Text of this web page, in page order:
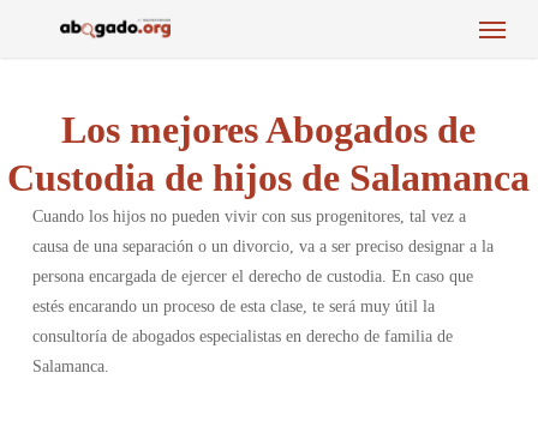
Menu
Los mejores Abogados de
Custodia de hijos de Salamanca
Cuando los hijos no pueden vivir con sus progenitores, tal vez a
causa de una separación o un divorcio, va a ser preciso designar a la
persona encargada de ejercer el derecho de custodia. En caso que
estés encarando un proceso de esta clase, te será muy útil la
consultoría de abogados especialistas en derecho de familia de
Salamanca.